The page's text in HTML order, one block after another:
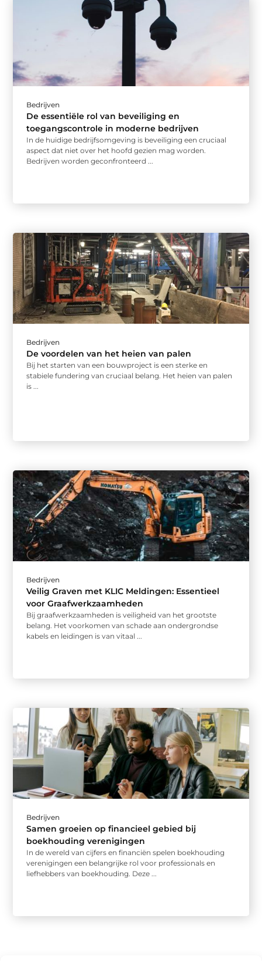
Bedrijven
De essentiële rol van beveiliging en
toegangscontrole in moderne bedrijven
In de huidige bedrijfsomgeving is beveiliging een cruciaal
aspect dat niet over het hoofd gezien mag worden.
Bedrijven worden geconfronteerd ...
Bedrijven
De voordelen van het heien van palen
Bij het starten van een bouwproject is een sterke en
stabiele fundering van cruciaal belang. Het heien van palen
is ...
Bedrijven
Veilig Graven met KLIC Meldingen: Essentieel
voor Graafwerkzaamheden
Bij graafwerkzaamheden is veiligheid van het grootste
belang. Het voorkomen van schade aan ondergrondse
kabels en leidingen is van vitaal ...
Bedrijven
Samen groeien op financieel gebied bij
boekhouding verenigingen
In de wereld van cijfers en financiën spelen boekhouding
verenigingen een belangrijke rol voor professionals en
liefhebbers van boekhouding. Deze ...